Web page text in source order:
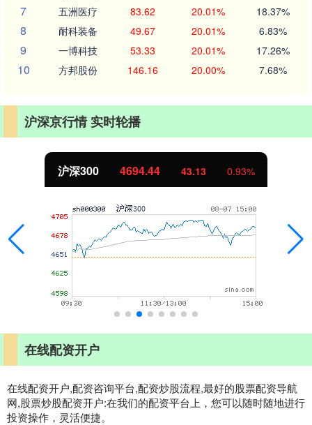
7 五洲医疗 83.62 20.01% 18.37%
8 耐科装备 49.67 20.01% 6.83%
9 一博科技 53.33 20.01% 17.26%
10 方邦股份 146.16 20.00% 7.68%
沪深京行情 实时轮播
北证50 1134.24 11.37 1.01%
在线配资开户
在线配资开户,配资咨询平台,配资炒股流程,最好的股票配资导航
网,股票炒股配资开户:在我们的配资平台上，您可以随时随地进行
投资操作，灵活便捷。